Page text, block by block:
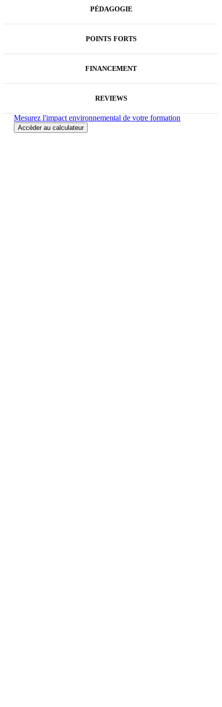
PÉDAGOGIE
POINTS FORTS
FINANCEMENT
REVIEWS
Mesurez l'impact environnemental de votre formation
Accéder au calculateur